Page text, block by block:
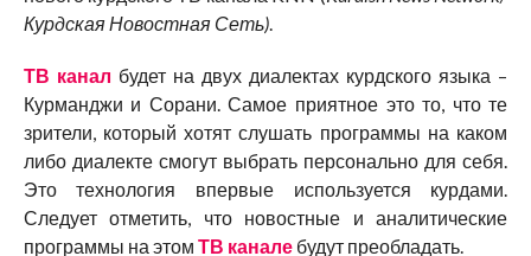
Курдская Новостная Сеть).
ТВ канал будет на двух диалектах курдского языка –
Курманджи и Сорани. Самое приятное это то, что те
зрители, который хотят слушать программы на каком
либо диалекте смогут выбрать персонально для себя.
Это технология впервые используется курдами.
Следует отметить, что новостные и аналитические
программы на этом ТВ каналебудут преобладать.